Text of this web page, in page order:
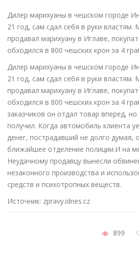
Дилер марихуаны в чешском городе
21 год, сам сдал себя в руки
продавал марихуану в Иглаве,
обходился в 800 чешских крон за 4
Дилер марихуаны в чешском городе
21 год, сам сдал себя в руки
продавал марихуану в Иглаве,
обходился в 800 чешских крон за 4
заказчиков он отдал товар вперед, но
получил. Когда автомобиль клиента
денег, пострадавший не долго думая,
ближайшее отделение полиции.И на
Неудачному продавцу вынесли
незаконного производства и
средств и психотропных веществ.
Источник: zpravy.idnes.cz
899